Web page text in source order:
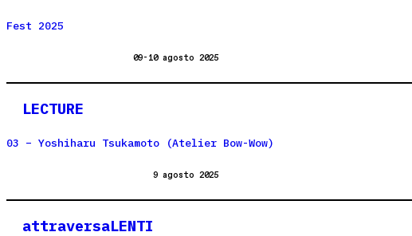
Fest 2025
09-10 agosto 2025
LECTURE
03 – Yoshiharu Tsukamoto (Atelier Bow-Wow)
9 agosto 2025
attraversaLENTI